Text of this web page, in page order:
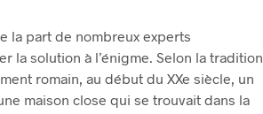
la part de nombreux experts
la solution à l’énigme. Selon la tradition
romain, au début du XXe siècle, un
maison close qui se trouvait dans la